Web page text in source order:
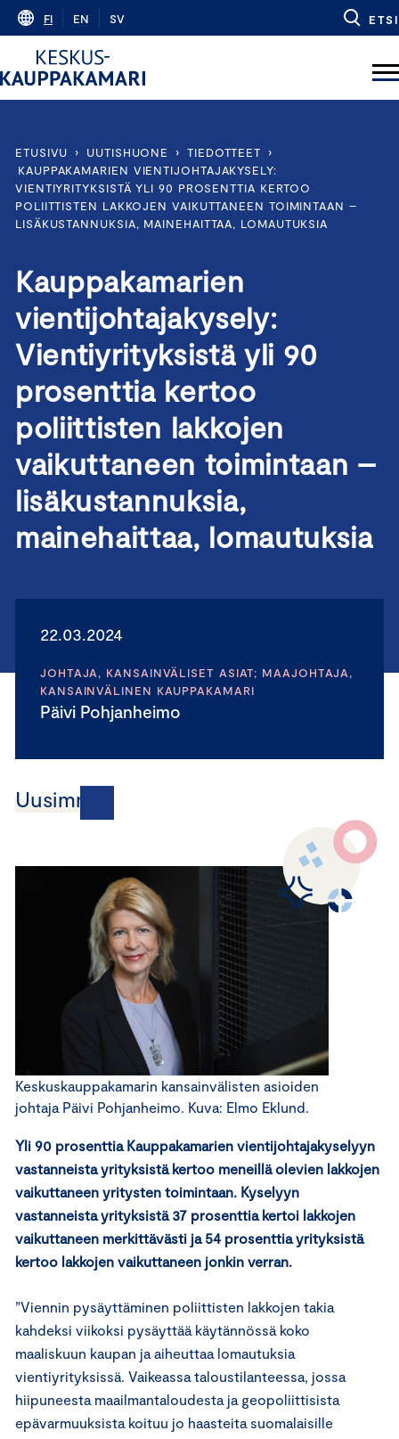
Skip
content
FI EN SV ETSI
ETUSIVU › UUTISHUONE › TIEDOTTEET
›
KAUPPAKAMARIEN VIENTIJOHTAJAKYSELY:
VIENTIYRITYKSISTÄ YLI 90 PROSENTTIA KERTOO
POLIITTISTEN LAKKOJEN VAIKUTTANEEN TOIMINTAAN –
LISÄKUSTANNUKSIA, MAINEHAITTAA, LOMAUTUKSIA
Kauppakamarien
vientijohtajakysely:
Vientiyrityksistä yli 90
prosenttia kertoo
poliittisten lakkojen
vaikuttaneen toimintaan –
lisäkustannuksia,
mainehaittaa, lomautuksia
22.03.2024
JOHTAJA, KANSAINVÄLISET ASIAT; MAAJOHTAJA,
KANSAINVÄLINEN KAUPPAKAMARI
Päivi Pohjanheimo
Uusimmat
Keskuskauppakamarin kansainvälisten asioiden
johtaja Päivi Pohjanheimo. Kuva: Elmo Eklund.
Yli 90 prosenttia Kauppakamarien vientijohtajakyselyyn
vastanneista yrityksistä kertoo meneillä olevien lakkojen
vaikuttaneen yritysten toimintaan. Kyselyyn
vastanneista yrityksistä 37 prosenttia kertoi lakkojen
vaikuttaneen merkittävästi ja 54 prosenttia yrityksistä
kertoo lakkojen vaikuttaneen jonkin verran.
”Viennin pysäyttäminen poliittisten lakkojen takia
kahdeksi viikoksi pysäyttää käytännössä koko
maaliskuun kaupan ja aiheuttaa lomautuksia
vientiyrityksissä. Vaikeassa taloustilanteessa, jossa
hiipuneesta maailmantaloudesta ja geopoliittisista
epävarmuuksista koituu jo haasteita suomalaisille